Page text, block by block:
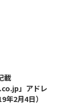
載
」アドレ
年2月4日）